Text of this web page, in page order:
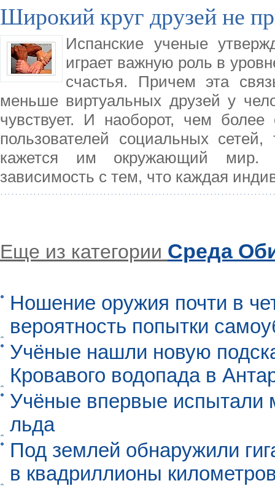
Широкий круг друзей не
Испанские ученые
играет важную роль в
счастья. Причем эта
меньше виртуальных друзей у
чувствует. И наоборот, чем
пользователей социальных
кажется им окружающий мир.
зависимость с тем, что каждая
Еще из категории Среда
Ношение оружия почти в
вероятность попытки
Учёные нашли новую
Кровавого водопада в
Учёные впервые испытали
льда
Под землей обнаружили
в квадриллионы